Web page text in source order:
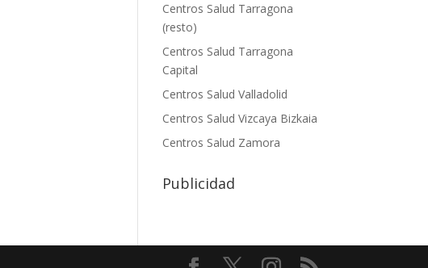
Centros Salud Tarragona
(resto)
Centros Salud Tarragona
Capital
Centros Salud Valladolid
Centros Salud Vizcaya Bizkaia
Centros Salud Zamora
Publicidad